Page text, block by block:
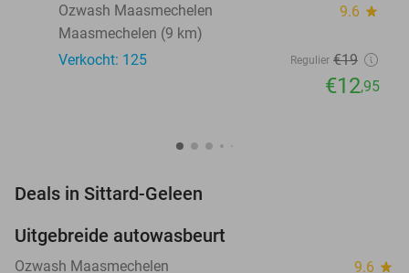
Ozwash Maasmechelen
9.6 star
Maasmechelen (9 km)
Verkocht: 125
Regulier €19
€12,95
Deals in Sittard-Geleen
NEW
TODAY
Uitgebreide autowasbeurt
Ozwash Maasmechelen 9.6 star